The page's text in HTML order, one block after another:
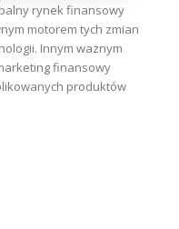
rynek finansowy
motorem tych zmian
Innym ważnym
finansowy
produktów